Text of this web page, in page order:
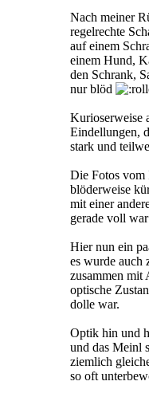
Nach meiner
regelrechte
auf einem
einem Hund,
den Schrank,
nur blöd
Kurioserweise
Eindellungen,
stark und
Die Fotos vom
blöderweise
mit einer
gerade voll
Hier nun ein
es wurde auch
zusammen mit
optische
dolle war.
Optik hin und
und das Meinl
ziemlich
so oft